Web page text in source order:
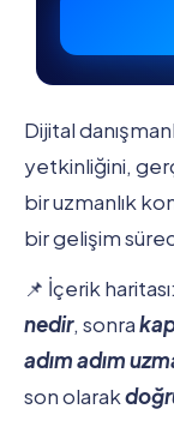
Dijital
yetkinliğini,
bir uzmanlık
bir gelişim
📌 İçerik
nedir, sonra
adım adım
son olarak